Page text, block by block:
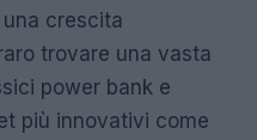
crescita
trovare una vasta
power bank e
più innovativi come